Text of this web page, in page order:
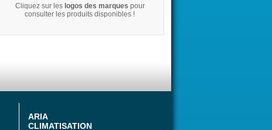
Cliquez sur les logos des marques pour
consulter les produits disponibles !
ARIA
CLIMATISATION